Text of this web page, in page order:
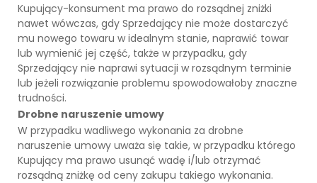
Kupujący-konsument ma prawo do rozsądnej zniżki
nawet wówczas, gdy Sprzedający nie może dostarczyć
mu nowego towaru w idealnym stanie, naprawić towar
lub wymienić jej część, także w przypadku, gdy
Sprzedający nie naprawi sytuacji w rozsądnym terminie
lub jeżeli rozwiązanie problemu spowodowałoby znaczne
trudności.
Drobne naruszenie umowy
W przypadku wadliwego wykonania za drobne
naruszenie umowy uważa się takie, w przypadku którego
Kupujący ma prawo usunąć wadę i/lub otrzymać
rozsądną zniżkę od ceny zakupu takiego wykonania.